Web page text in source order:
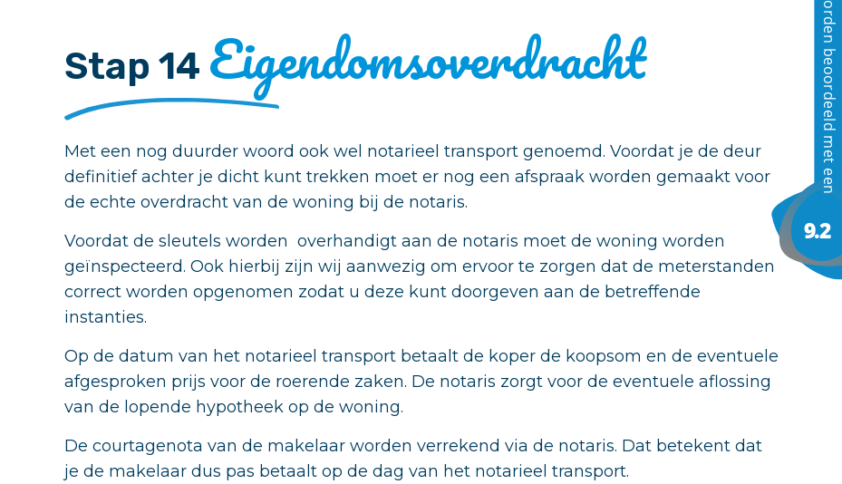
Stap 14 Eigendomsoverdracht
Met een nog duurder woord ook wel notarieel transport genoemd. Voordat je de deur
definitief achter je dicht kunt trekken moet er nog een afspraak worden gemaakt voor
de echte overdracht van de woning bij de notaris.
Voordat de sleutels worden overhandigt aan de notaris moet de woning worden
geïnspecteerd. Ook hierbij zijn wij aanwezig om ervoor te zorgen dat de meterstanden
correct worden opgenomen zodat u deze kunt doorgeven aan de betreffende
instanties.
Op de datum van het notarieel transport betaalt de koper de koopsom en de eventuele
afgesproken prijs voor de roerende zaken. De notaris zorgt voor de eventuele aflossing
van de lopende hypotheek op de woning.
De courtagenota van de makelaar worden verrekend via de notaris. Dat betekent dat
je de makelaar dus pas betaalt op de dag van het notarieel transport.